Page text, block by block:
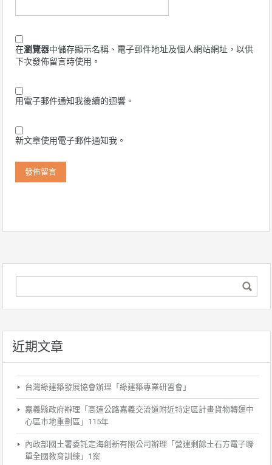
在瀏覽器中儲存顯示名稱、電子郵件地址及個人網站網址，以供
下次發佈留言時使用。
用電子郵件通知我後續的迴響。
新文章使用電子郵件通知我。
近期文章
台灣綠建築發展協會辦理「綠建築專業研習會」
嘉義縣政府辦理「高速公路嘉義交流道附近特定區計畫貨物轉運中
心區市地重劃區」115年
內政部國土署委託定海創新有限公司辦理「營建剩餘土石方電子聯
單全國教育訓練」1案